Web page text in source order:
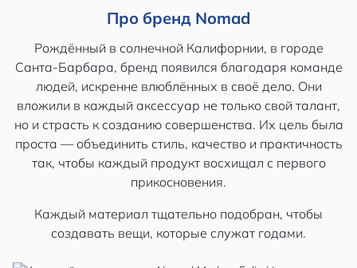
Про бренд Nomad
Рождённый в солнечной Калифорнии, в городе
Санта-Барбара, бренд появился благодаря команде
людей, искренне влюблённых в своё дело. Они
вложили в каждый аксессуар не только свой талант,
но и страсть к созданию совершенства. Их цель была
проста — объединить стиль, качество и практичность
так, чтобы каждый продукт восхищал с первого
прикосновения.
Каждый материал тщательно подобран, чтобы
создавать вещи, которые служат годами.